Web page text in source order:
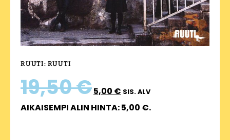
RUUTI: RUUTI
19,50€5,00 € SIS. ALV
AIKAISEMPI ALIN HINTA:5,00 €.